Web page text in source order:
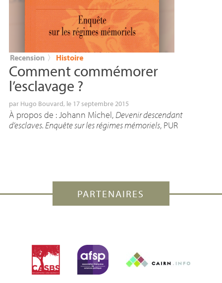
Recension 〉 Histoire
Comment commémorer
l’esclavage ?
par Hugo Bouvard, le 17 septembre 2015
À propos de : Johann Michel,Devenir descendant
d’esclaves. Enquête sur les régimes mémoriels, PUR
PARTENAIRES